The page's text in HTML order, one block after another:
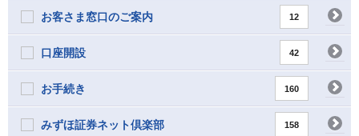
お客さま窓口のご案内 12
口座開設 42
お手続き 160
みずほ証券ネット倶楽部 158